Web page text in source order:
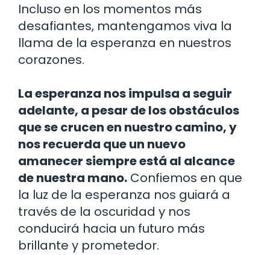
Incluso en los momentos más
desafiantes, mantengamos viva la
llama de la esperanza en nuestros
corazones.
La esperanza nos impulsa a seguir
adelante, a pesar de los obstáculos
que se crucen en nuestro camino, y
nos recuerda que un nuevo
amanecer siempre está al alcance
de nuestra mano. Confiemos en que
la luz de la esperanza nos guiará a
través de la oscuridad y nos
conducirá hacia un futuro más
brillante y prometedor.